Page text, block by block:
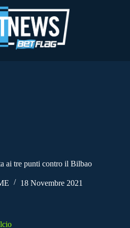
ai tre punti contro il Bilbao
18 Novembre 2021